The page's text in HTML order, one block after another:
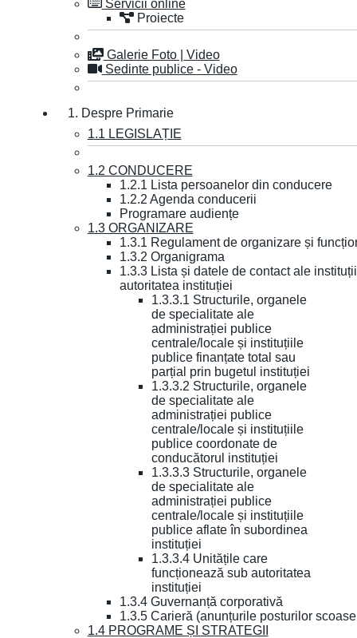
Servicii online
Proiecte
Galerie Foto | Video
Sedinte publice - Video
1. Despre Primarie
1.1 LEGISLAȚIE
1.2 CONDUCERE
1.2.1 Lista persoanelor din conducere
1.2.2 Agenda conducerii
Programare audiențe
1.3 ORGANIZARE
1.3.1 Regulament de organizare și
1.3.2 Organigrama
1.3.3 Lista și datele de contact ale
autoritatea instituției
1.3.3.1 Structurile, organele
de specialitate ale
administrației publice
centrale/locale și instituțiile
publice finanțate total sau
parțial prin bugetul instituției
1.3.3.2 Structurile, organele
de specialitate ale
administrației publice
centrale/locale și instituțiile
publice coordonate de
conducătorul instituției
1.3.3.3 Structurile, organele
de specialitate ale
administrației publice
centrale/locale și instituțiile
publice aflate în subordinea
instituției
1.3.3.4 Unitățile care
funcționează sub autoritatea
instituției
1.3.4 Guvernanță corporativă
1.3.5 Carieră (anunțurile posturilor
1.4 PROGRAME ȘI STRATEGII